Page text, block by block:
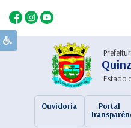
Estado
Ouvidoria
Portal